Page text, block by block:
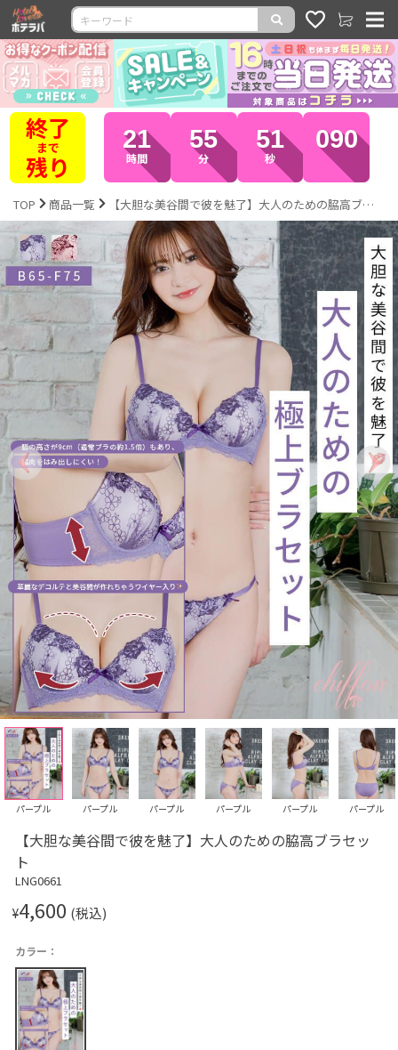
終了
まで
残り
21
時間
55
分
50
秒
100
TOP 商品一覧 【大胆な美谷間で彼を魅了】大人のための脇高ブラセット
パープル パープル パープル パープル パープル パープル
【大胆な美谷間で彼を魅了】大人のための脇高ブラセッ
ト
LNG0661
¥4,600 (税込)
カラー：